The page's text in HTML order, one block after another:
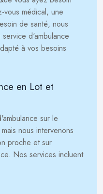
médical, une
de santé, nous
d'ambulance
à vos besoins
en Lot et
sur le
nous intervenons
proche et sur
Nos services incluent